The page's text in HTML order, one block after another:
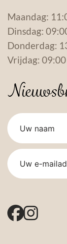
Maandag:
Dinsdag:
Donderdag:
Vrijdag: